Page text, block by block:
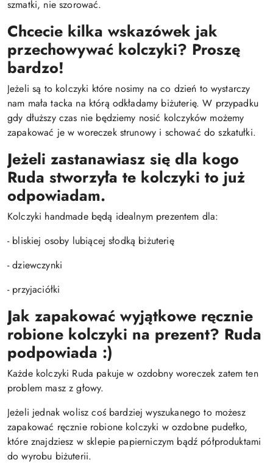
szmatki, nie szorować.
Chcecie kilka wskazówek jak
przechowywać kolczyki? Proszę
bardzo!
Jeżeli są to kolczyki które nosimy na co dzień to wystarczy
nam mała tacka na którą odkładamy biżuterię. W przypadku
gdy dłuższy czas nie będziemy nosić kolczyków możemy
zapakować je w woreczek strunowy i schować do szkatułki.
Jeżeli zastanawiasz się dla kogo
Ruda stworzyła te kolczyki to już
odpowiadam.
Kolczyki handmade będą idealnym prezentem dla:
- bliskiej osoby lubiącej słodką biżuterię
- dziewczynki
- przyjaciółki
Jak zapakować wyjątkowe ręcznie
robione kolczyki na prezent? Ruda
podpowiada :)
Każde kolczyki Ruda pakuje w ozdobny woreczek zatem ten
problem masz z głowy.
Jeżeli jednak wolisz coś bardziej wyszukanego to możesz
zapakować ręcznie robione kolczyki w ozdobne pudełko,
które znajdziesz w sklepie papierniczym bądź półproduktami
do wyrobu biżuterii.